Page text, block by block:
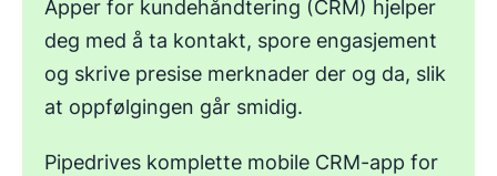
Apper for kundehåndtering (CRM) hjelper
deg med å ta kontakt, spore engasjement
og skrive presise merknader der og da, slik
at oppfølgingen går smidig.
Pipedrives komplette mobile CRM-app for